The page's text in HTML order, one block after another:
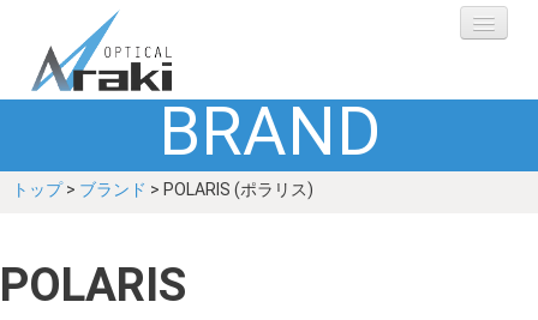
ブランド
BRAND
トップ> ブランド > POLARIS (ポラリス)
POLARIS